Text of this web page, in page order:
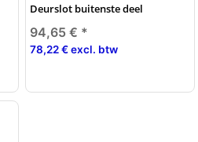
Deurslot buitenste deel
94,65 € *
78,22 € excl. btw